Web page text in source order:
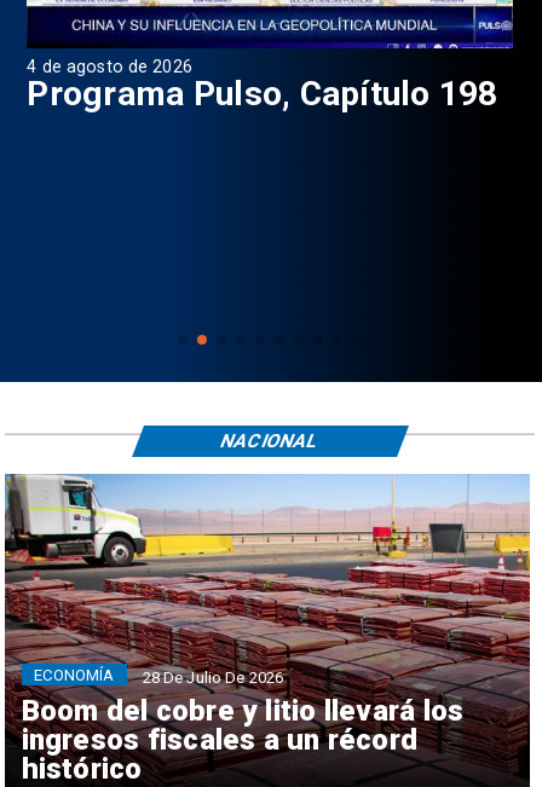
4 de agosto de 2026
Programa Pulso, Capítulo 198
Boom del cobre y litio llevará los
ingresos fiscales a un récord
histórico
ECONOMÍA 28 De Julio De 2026
NACIONAL